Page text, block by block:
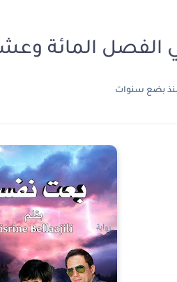
وعشرة 110 بقلم نسرين
بضع سنوات